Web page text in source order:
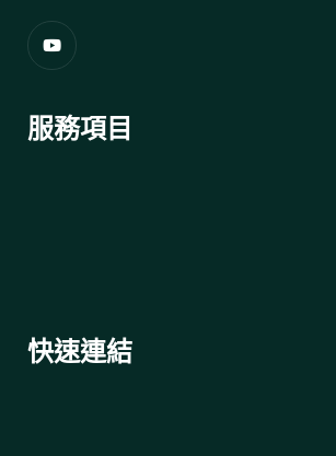
服務項目
快速連結